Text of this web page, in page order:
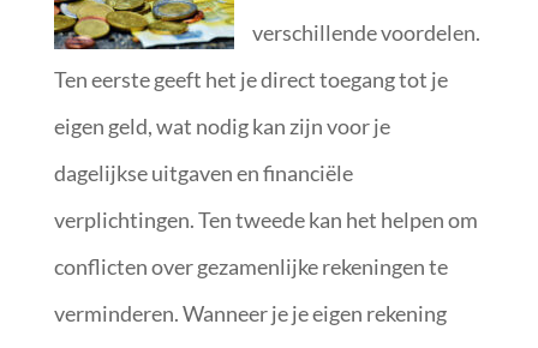
verschillende voordelen.
Ten eerste geeft het je direct toegang tot je
eigen geld, wat nodig kan zijn voor je
dagelijkse uitgaven en financiële
verplichtingen. Ten tweede kan het helpen om
conflicten over gezamenlijke rekeningen te
verminderen. Wanneer je je eigen rekening